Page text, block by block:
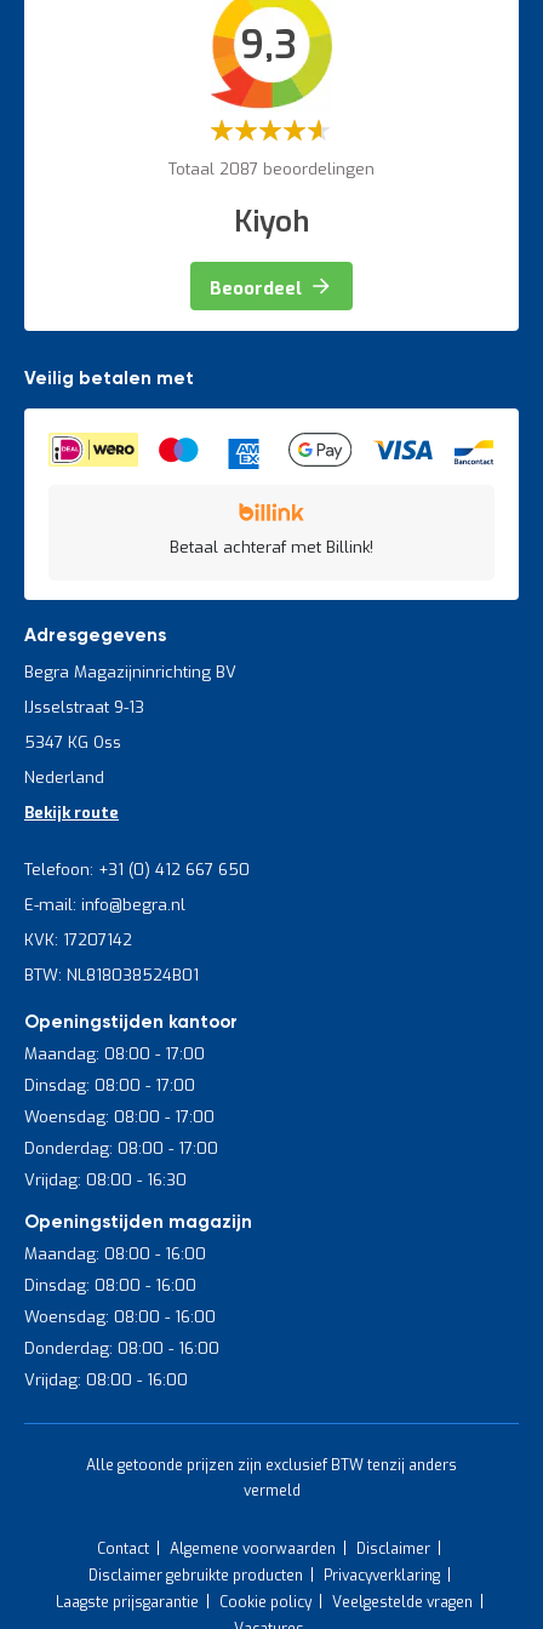
9,3
Waardering:
Totaal 2087 beoordelingen
Kiyoh
Beoordeel
Veilig betalen met
Betaal achteraf met Billink!
Adresgegevens
Begra Magazijninrichting BV
IJsselstraat 9-13
5347 KG Oss
Nederland
Bekijk route
Telefoon: +31 (0) 412 667 650
E-mail: info@begra.nl
KVK: 17207142
BTW: NL818038524B01
Openingstijden kantoor
Maandag: 08:00 - 17:00
Dinsdag: 08:00 - 17:00
Woensdag: 08:00 - 17:00
Donderdag: 08:00 - 17:00
Vrijdag: 08:00 - 16:30
Openingstijden magazijn
Maandag: 08:00 - 16:00
Dinsdag: 08:00 - 16:00
Woensdag: 08:00 - 16:00
Donderdag: 08:00 - 16:00
Vrijdag: 08:00 - 16:00
Alle getoonde prijzen zijn exclusief BTW tenzij anders
vermeld
Contact Algemene voorwaarden
Disclaimer
Disclaimer gebruikte producten
Privacyverklaring
Laagste prijsgarantie
Cookie policy
Veelgestelde vragen